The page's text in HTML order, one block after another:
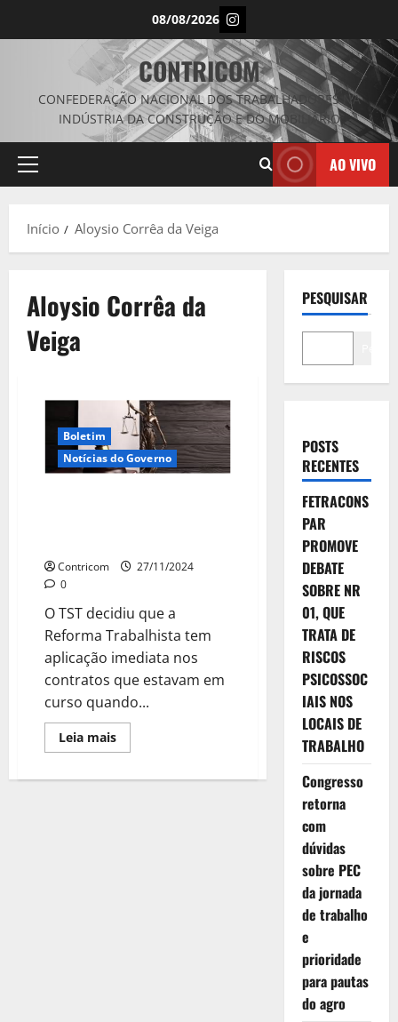
08/08/2026 Instagram
CONTRICOM
CONFEDERAÇÃO NACIONAL DOS TRABALHADORES NA
INDÚSTRIA DA CONSTRUÇÃO E DO MOBILIÁRIO
Menu
AO VIVO
Início Aloysio Corrêa da Veiga
Aloysio Corrêa da
Veiga
Boletim
Notícias do Governo
Contricom
27/11/2024
0
O TST decidiu que a
Reforma Trabalhista tem
aplicação imediata nos
contratos que estavam em
curso quando...
Leia maisLeia
mais
Reforma
PESQUISAR
POSTS
RECENTES
FETRACONS
PAR
PROMOVE
DEBATE
SOBRE NR
01, QUE
TRATA DE
RISCOS
PSICOSSOC
IAIS NOS
LOCAIS DE
TRABALHO
Congresso
retorna
com
dúvidas
sobre PEC
da jornada
de trabalho
e
prioridade
para pautas
do agro